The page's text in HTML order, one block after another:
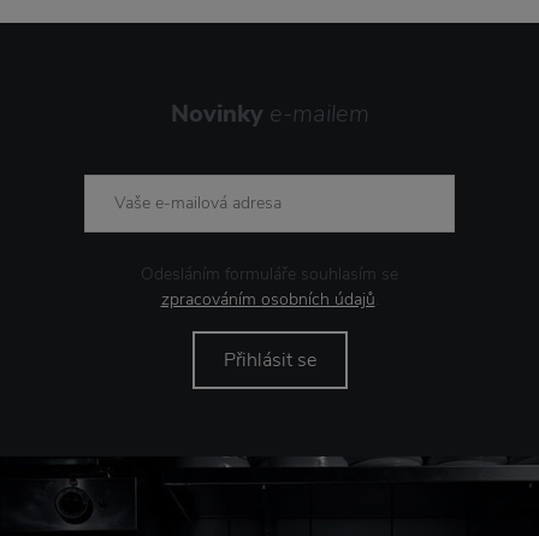
Novinky e-mailem
Odesláním formuláře souhlasím se
zpracováním osobních údajů.
Přihlásit se